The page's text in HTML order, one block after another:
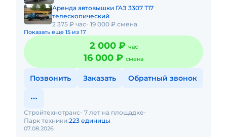
Аренда автовышки ГАЗ 3307 Т17
телескопический
2 375 ₽ час
19 000 ₽ смена
Показать еще 15 из 17
2 000 ₽ час
16 000 ₽ смена
Позвонить Заказать Обратный звонок
07.08.2026
Стройтехнотранс 7 лет на площадке
Парк техники:223 единицы